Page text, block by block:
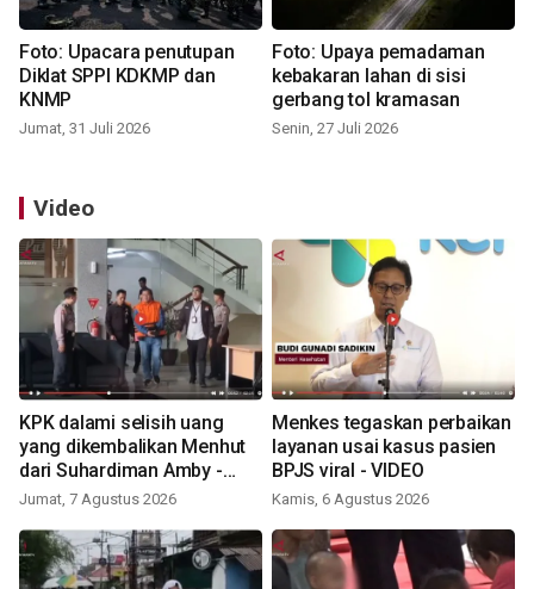
Foto: Upacara penutupan
Diklat SPPI KDKMP dan
KNMP
Jumat, 31 Juli 2026
Foto: Upaya pemadaman
kebakaran lahan di sisi
gerbang tol kramasan
Senin, 27 Juli 2026
Video
KPK dalami selisih uang
yang dikembalikan Menhut
dari Suhardiman Amby -
VIDEO
Jumat, 7 Agustus 2026
Menkes tegaskan perbaikan
layanan usai kasus pasien
BPJS viral - VIDEO
Kamis, 6 Agustus 2026